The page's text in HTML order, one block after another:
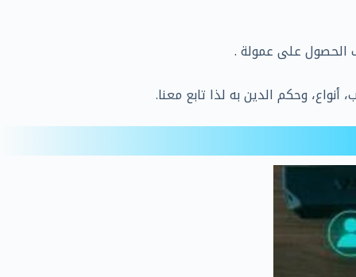
الحصول على عمولة .
وحكم الدين به لذا تابع معنا.